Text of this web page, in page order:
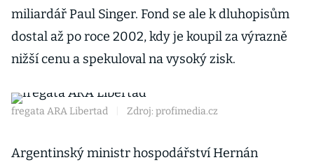
miliardář Paul Singer. Fond se ale k dluhopisům
dostal až po roce 2002, kdy je koupil za výrazně
nižší cenu a spekuloval na vysoký zisk.
fregata ARA Libertad Zdroj: profimedia.cz
Argentinský ministr hospodářství Hernán